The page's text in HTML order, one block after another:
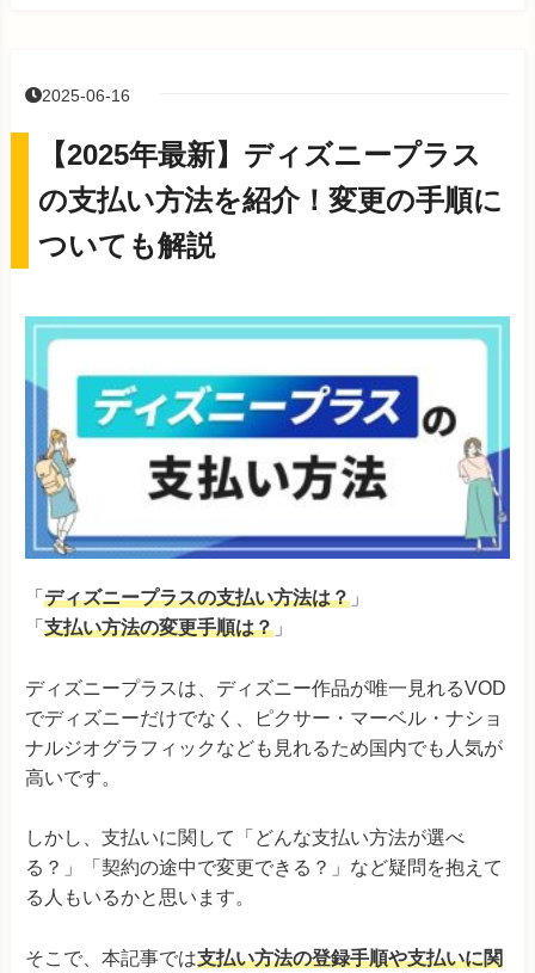
2025-06-16
【2025年最新】ディズニープラス
の支払い方法を紹介！変更の手順に
ついても解説
「 ディズニープラスの支払い方法は？ 」
「 支払い方法の変更手順は？ 」
ディズニープラスは、ディズニー作品が唯一見れるVOD
でディズニーだけでなく、ピクサー・マーベル・ナショ
ナルジオグラフィックなども見れるため国内でも人気が
高いです。
しかし、支払いに関して「どんな支払い方法が選べ
る？」「契約の途中で変更できる？」など疑問を抱えて
る人もいるかと思います。
そこで、本記事では支払い方法の登録手順や支払いに関